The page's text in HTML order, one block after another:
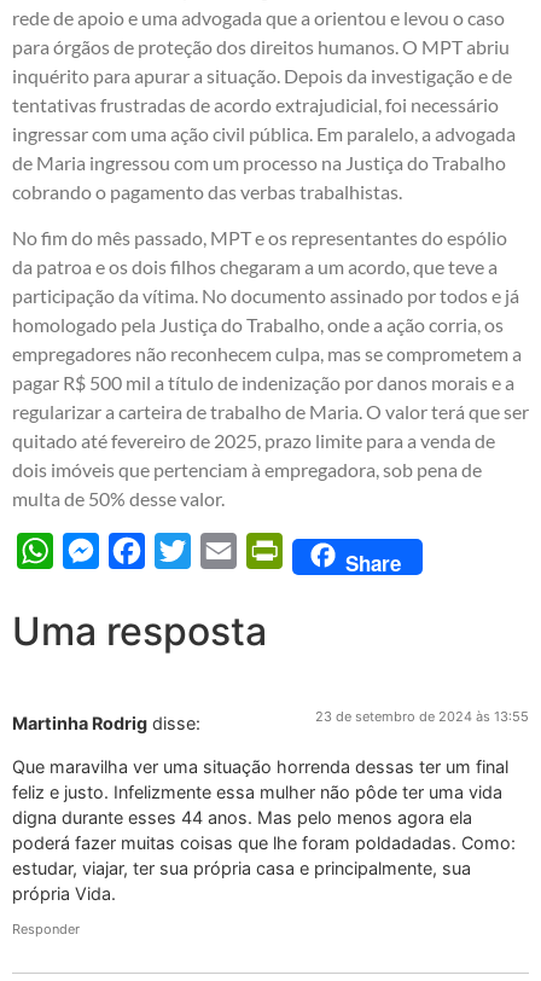
rede de apoio e uma advogada que a orientou e levou o caso
para órgãos de proteção dos direitos humanos. O MPT abriu
inquérito para apurar a situação. Depois da investigação e de
tentativas frustradas de acordo extrajudicial, foi necessário
ingressar com uma ação civil pública. Em paralelo, a advogada
de Maria ingressou com um processo na Justiça do Trabalho
cobrando o pagamento das verbas trabalhistas.
No fim do mês passado, MPT e os representantes do espólio
da patroa e os dois filhos chegaram a um acordo, que teve a
participação da vítima. No documento assinado por todos e já
homologado pela Justiça do Trabalho, onde a ação corria, os
empregadores não reconhecem culpa, mas se comprometem a
pagar R$ 500 mil a título de indenização por danos morais e a
regularizar a carteira de trabalho de Maria. O valor terá que ser
quitado até fevereiro de 2025, prazo limite para a venda de
dois imóveis que pertenciam à empregadora, sob pena de
multa de 50% desse valor.
WhatsAppMessengerFacebook
Twitter Email PrintFriendly
Share
Uma resposta
Martinha Rodrig disse: 23 de setembro de 2024 às 13:55
Que maravilha ver uma situação horrenda dessas ter um final
feliz e justo. Infelizmente essa mulher não pôde ter uma vida
digna durante esses 44 anos. Mas pelo menos agora ela
poderá fazer muitas coisas que lhe foram poldadadas. Como:
estudar, viajar, ter sua própria casa e principalmente, sua
própria Vida.
Responder